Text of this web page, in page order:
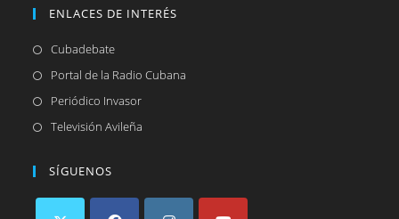
ENLACES DE INTERÉS
CubadebateSe
abre
Portal de la Radio Cubana
Periódico InvasorSe
abre
Televisión Avileña
nueva
SÍGUENOS